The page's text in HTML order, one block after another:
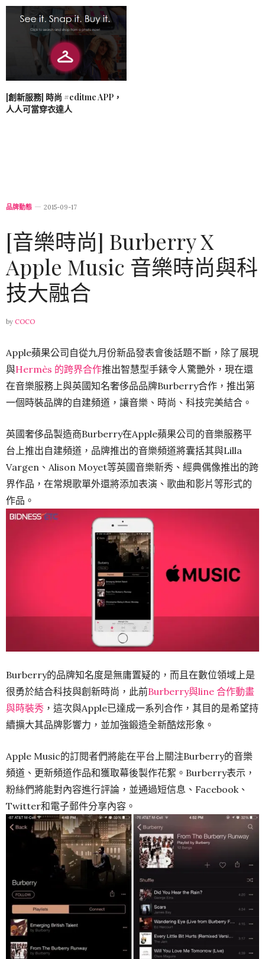
[創新服務] 時尚 #editme APP，
人人可當穿衣達人
品牌動態 2015-09-17
[音樂時尚] Burberry X
Apple Music 音樂時尚與科
技大融合
by COCO
Apple蘋果公司自從九月份新品發表會後話題不斷，除了展現
與Hermès 的跨界合作推出智慧型手錶令人驚艷外，現在還
在音樂服務上與英國知名奢侈品品牌Burberry合作，推出第
一個時裝品牌的自建頻道，讓音樂、時尚、科技完美結合。
英國奢侈品製造商Burberry在Apple蘋果公司的音樂服務平
台上推出自建頻道，品牌推出的音樂頻道將囊括其與Lilla
Vargen、Alison Moyet等英國音樂新秀、經典偶像推出的跨
界作品，在常規歌單外還將添加表演、歌曲和影片等形式的
作品。
Burberry的品牌知名度是無庸置疑的，而且在數位領域上是
很勇於結合科技與創新時尚，此前Burberry與line 合作動畫
與時裝秀 ，這次與Apple已達成一系列合作，其目的是希望持
續擴大其品牌影響力，並加強鍛造全新酷炫形象。
Apple Music的訂閱者們將能在平台上關注Burberry的音樂
頻道、更新頻道作品和獲取幕後製作花絮。Burberry表示，
粉絲們將能對內容進行評論，並通過短信息、Facebook、
Twitter和電子郵件分享內容。